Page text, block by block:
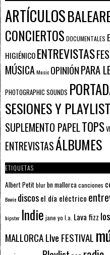
ARTÍCULOS
CONCIERTOS DOCUMENTALES
HIGIÉNICOENTREVISTAS
MÚSICAMusic OPINIÓNPARA
PHOTOGRAPHIC SOUNDS
SESIONES Y
SUPLEMENTO PAPELTOPS
ENTREVISTASÁLBUMES
ETIQUETAS
Albert Petitblurbn mallorcacanciones
Bowie discosel día eléctrico
hipster Indie jane yo l.a. Lava fizz
MALLORCA LIve FESTIVAL